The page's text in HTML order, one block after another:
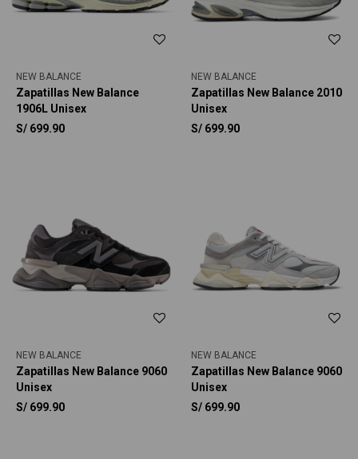
NEW BALANCE
Zapatillas New Balance
1906L Unisex
S/ 699.90
NEW BALANCE
Zapatillas New Balance 2010
Unisex
S/ 699.90
NEW BALANCE
Zapatillas New Balance 9060
Unisex
S/ 699.90
NEW BALANCE
Zapatillas New Balance 9060
Unisex
S/ 699.90